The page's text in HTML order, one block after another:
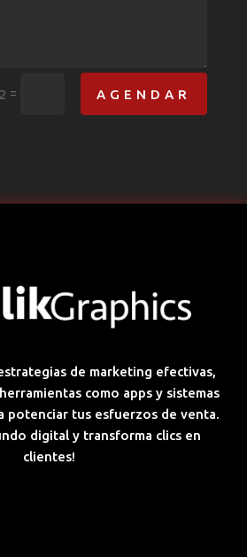
= AGENDAR
de marketing efectivas,
como apps y sistemas
potenciar tus esfuerzos de venta.
digital y transforma clics en
clientes!